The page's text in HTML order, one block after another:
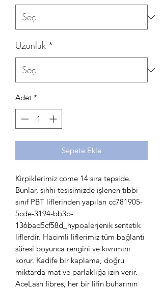
Uzunluk *
Adet *
Sepete Ekle
Kirpiklerimiz come 14 sıra tepside.
Bunlar, sıhhi tesisimizde işlenen tıbbi
sınıf PBT liflerinden yapılan cc781905-
5cde-3194-bb3b-
136bad5cf58d_hypoalerjenik sentetik
liflerdir. Hacimli liflerimiz tüm bağlantı
süresi boyunca rengini ve kıvrımını
korur. Kadife bir kaplama, doğru
miktarda mat ve parlaklığa izin verir.
AceLash fibres, her bir lifin buharının